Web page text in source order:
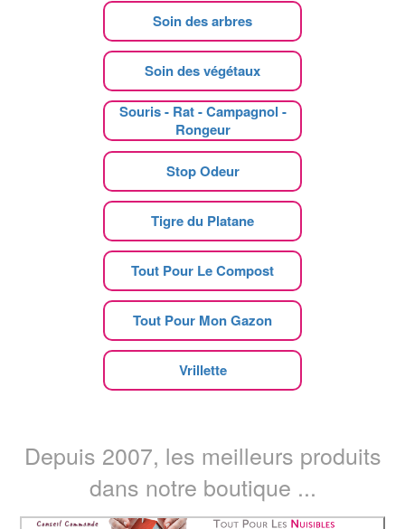
Soin des arbres
Soin des végétaux
Souris - Rat - Campagnol -
Rongeur
Stop Odeur
Tigre du Platane
Tout Pour Le Compost
Tout Pour Mon Gazon
Vrillette
Depuis 2007, les meilleurs produits
dans notre boutique ...